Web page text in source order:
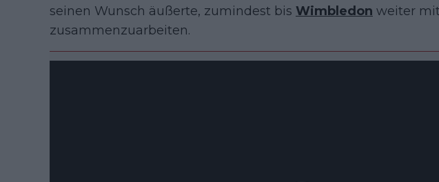
seinen Wunsch äußerte, zumindest bis Wimbledon weiter
zusammenzuarbeiten.